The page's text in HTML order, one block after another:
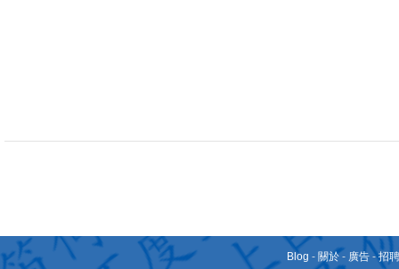
Blog - 關於 - 廣告 -招